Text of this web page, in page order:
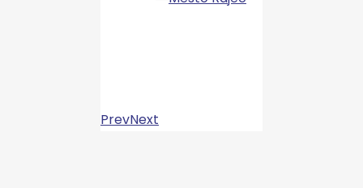
PrevNext